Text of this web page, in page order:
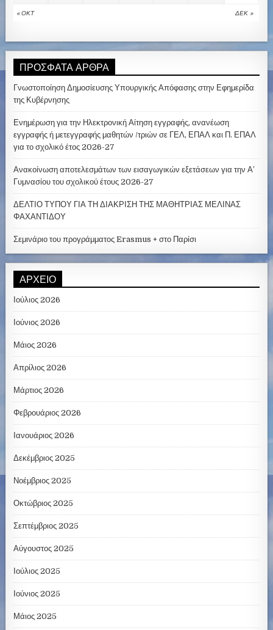
« ΟΚΤ ΔΕΚ »
ΠΡΌΣΦΑΤΑ ΆΡΘΡΑ
Γνωστοποίηση Δημοσίευσης Υπουργικής Απόφασης στην Εφημερίδα
της Κυβέρνησης
Ενημέρωση για την Ηλεκτρονική Αίτηση εγγραφής, ανανέωση
εγγραφής ή μετεγγραφής μαθητών /τριών σε ΓΕΛ, ΕΠΑΛ και Π. ΕΠΑΛ
για το σχολικό έτος 2026-27
Ανακοίνωση αποτελεσμάτων των εισαγωγικών εξετάσεων για την Α’
Γυμνασίου του σχολικού έτους 2026-27
ΔΕΛΤΙΟ ΤΥΠΟΥ ΓΙΑ ΤΗ ΔΙΑΚΡΙΣΗ ΤΗΣ ΜΑΘΗΤΡΙΑΣ ΜΕΛΙΝΑΣ
ΦΑΧΑΝΤΙΔΟΥ
Σεμινάριο του προγράμματος Erasmus + στο Παρίσι
ΑΡΧΕΊΟ
Ιούλιος 2026
Ιούνιος 2026
Μάιος 2026
Απρίλιος 2026
Μάρτιος 2026
Φεβρουάριος 2026
Ιανουάριος 2026
Δεκέμβριος 2025
Νοέμβριος 2025
Οκτώβριος 2025
Σεπτέμβριος 2025
Αύγουστος 2025
Ιούλιος 2025
Ιούνιος 2025
Μάιος 2025